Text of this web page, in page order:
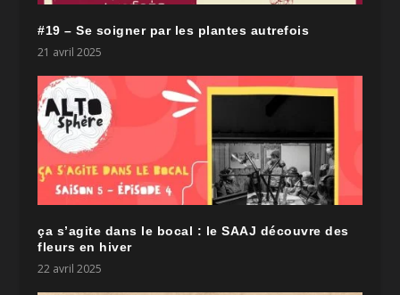
#19 – Se soigner par les plantes autrefois
21 avril 2025
ça s’agite dans le bocal : le SAAJ découvre des
fleurs en hiver
22 avril 2025